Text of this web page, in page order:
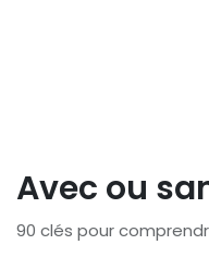
Avec ou
90 clés pour